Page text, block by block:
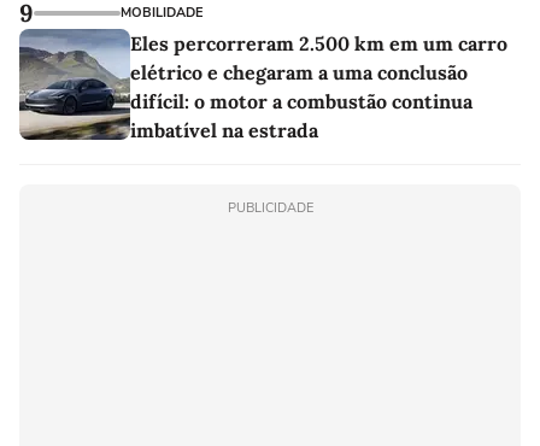
9 MOBILIDADE
Eles percorreram 2.500 km em um carro
elétrico e chegaram a uma conclusão
difícil: o motor a combustão continua
imbatível na estrada
PUBLICIDADE